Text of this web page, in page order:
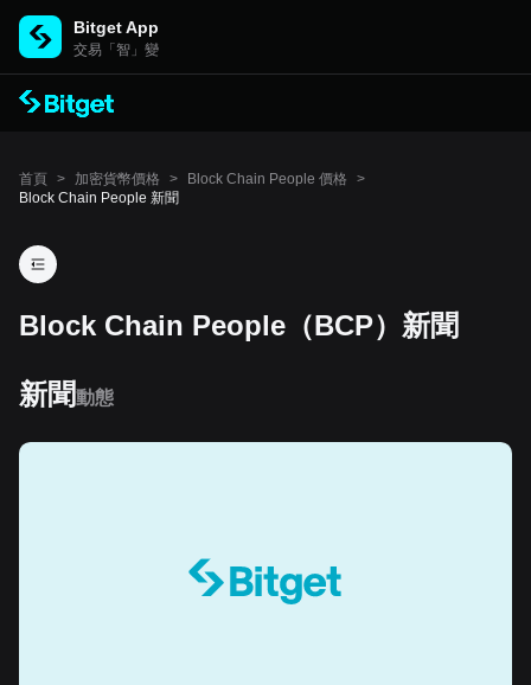
Bitget App
交易「智」變
首頁 > 加密貨幣價格 > Block Chain People 價格
>
Block Chain People 新聞
Block Chain People（BCP）新聞
新聞動態